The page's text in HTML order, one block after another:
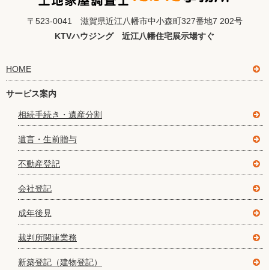
〒523-0041 滋賀県近江八幡市中小森町327番地7 202号
KTVハウジング 近江八幡住宅展示場すぐ
HOME
サービス案内
相続手続き・遺産分割
遺言・生前贈与
不動産登記
会社登記
成年後見
裁判所関連業務
新築登記（建物登記）